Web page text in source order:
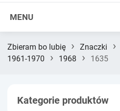
MENU
Zbieram bo lubię › Znaczki ›
1961-1970 › 1968 › 1635
Kategorie produktów